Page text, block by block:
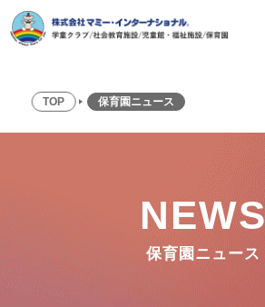
TOP 保育園ニュース
NEWS
保育園ニュース